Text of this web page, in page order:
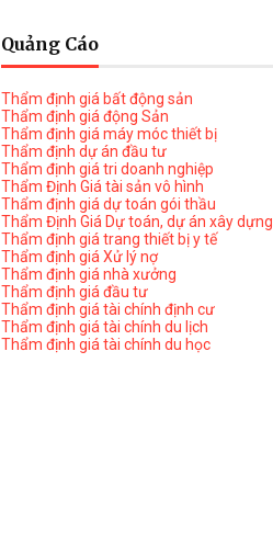
Quảng Cáo
Thẩm định giá bất động sản
Thẩm định giá động Sản
Thẩm định giá máy móc thiết bị
Thẩm định dự án đầu tư
Thẩm định giá tri doanh nghiệp
Thẩm Định Giá tài sản vô hình
Thẩm định giá dự toán gói thầu
Thẩm Định Giá Dự toán, dự án xây dựng
Thẩm định giá trang thiết bị y tế
Thẩm định giá Xử lý nợ
Thẩm định giá nhà xưởng
Thẩm định giá đầu tư
Thẩm định giá tài chính định cư
Thẩm định giá tài chính du lịch
Thẩm định giá tài chính du học